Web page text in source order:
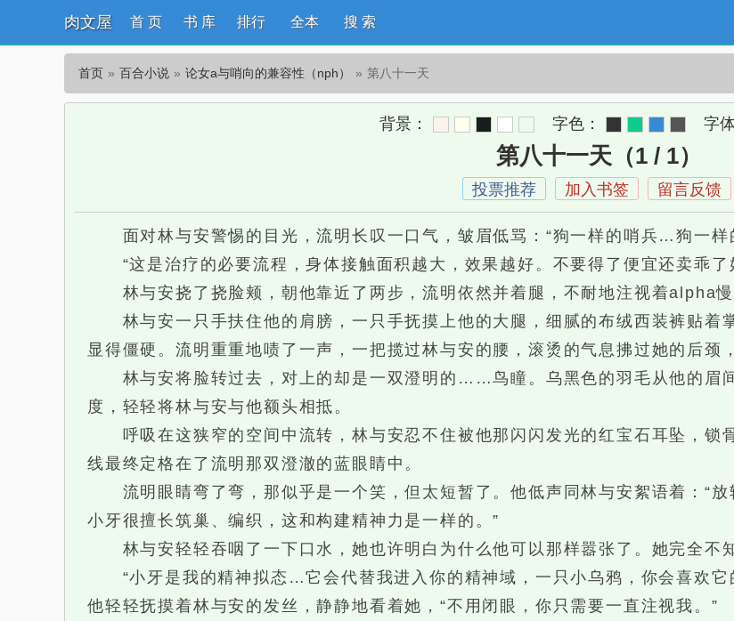
肉文屋 首 页 书 库 排行 全本 搜 索
首页 百合小说 论女a与哨向的兼容性（nph） 第八十一天
背景： 字色： 字
第八十一天（1 / 1）
投票推荐 加入书签 留言反馈
面对林与安警惕的目光，流明长叹一口气，皱眉低骂：“狗一样的哨兵…狗一样
“这是治疗的必要流程，身体接触面积越大，效果越好。不要得了便宜还卖乖了
林与安挠了挠脸颊，朝他靠近了两步，流明依然并着腿，不耐地注视着alpha慢
林与安一只手扶住他的肩膀，一只手抚摸上他的大腿，细腻的布绒西装裤贴着
显得僵硬。流明重重地啧了一声，一把揽过林与安的腰，滚烫的气息拂过她的后颈
林与安将脸转过去，对上的却是一双澄明的……鸟瞳。乌黑色的羽毛从他的眉
度，轻轻将林与安与他额头相抵。
呼吸在这狭窄的空间中流转，林与安忍不住被他那闪闪发光的红宝石耳坠，锁
线最终定格在了流明那双澄澈的蓝眼睛中。
流明眼睛弯了弯，那似乎是一个笑，但太短暂了。他低声同林与安絮语着：“
小牙很擅长筑巢、编织，这和构建精神力是一样的。”
林与安轻轻吞咽了一下口水，她也许明白为什么他可以那样嚣张了。她完全不
“小牙是我的精神拟态…它会代替我进入你的精神域，一只小乌鸦，你会喜欢它
他轻轻抚摸着林与安的发丝，静静地看着她，“不用闭眼，你只需要一直注视我。”